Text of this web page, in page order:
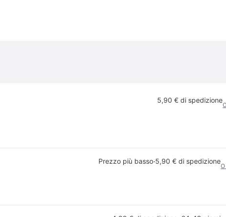
5,90 € di spedizione
Prezzo più basso·5,90 € di spedizione